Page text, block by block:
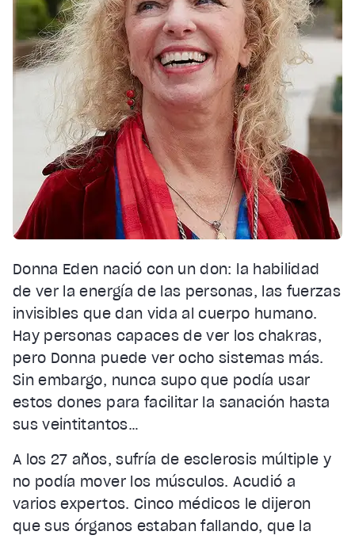
Donna Eden nació con un don: la habilidad
de ver la energía de las personas, las fuerzas
invisibles que dan vida al cuerpo humano.
Hay personas capaces de ver los chakras,
pero Donna puede ver ocho sistemas más.
Sin embargo, nunca supo que podía usar
estos dones para facilitar la sanación hasta
sus veintitantos…
A los 27 años, sufría de esclerosis múltiple y
no podía mover los músculos. Acudió a
varios expertos. Cinco médicos le dijeron
que sus órganos estaban fallando, que la